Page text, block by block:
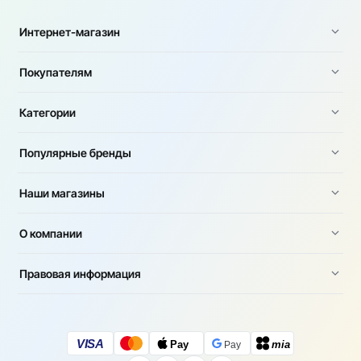
Интернет-магазин
Покупателям
Категории
Популярные бренды
Наши магазины
О компании
Правовая информация
VISA Pay Pay mia